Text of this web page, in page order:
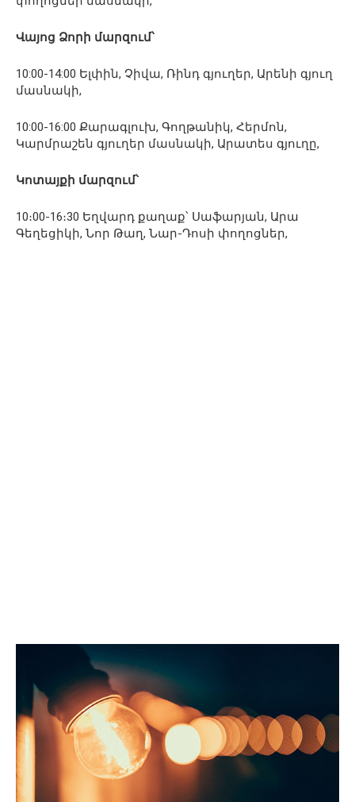
Վայոց Ձորի մարզում՝
10:00-14:00 Ելփին, Չիվա, Ռինդ գյուղեր, Արենի գյուղ
մասնակի,
10:00-16:00 Քարագլուխ, Գողթանիկ, Հերմոն,
Կարմրաշեն գյուղեր մասնակի, Արատես գյուղը,
Կոտայքի մարզում՝
10։00-16։30 Եղվարդ քաղաք՝ Սաֆարյան, Արա
Գեղեցիկի, Նոր Թաղ, Նար-Դոսի փողոցներ,